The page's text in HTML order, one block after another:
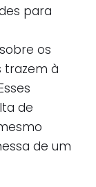
para
os
trazem à
de
de um